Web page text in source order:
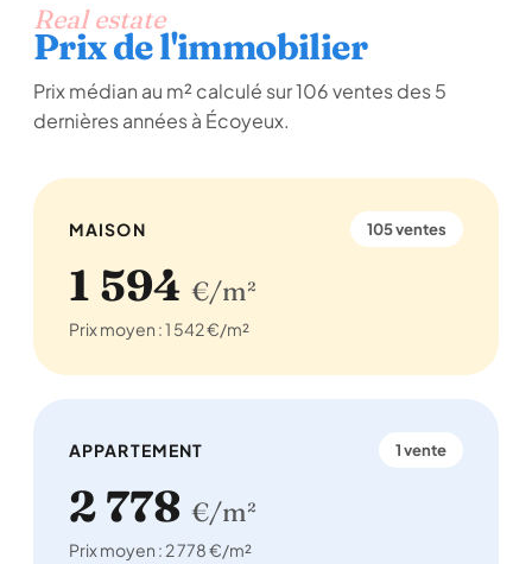
Real estate
Prix de l'immobilier
Prix médian au m² calculé sur 106 ventes des 5
dernières années à Écoyeux.
MAISON 105 ventes
1 594 €/m²
Prix moyen : 1 542 €/m²
APPARTEMENT 1 vente
2 778 €/m²
Prix moyen : 2 778 €/m²